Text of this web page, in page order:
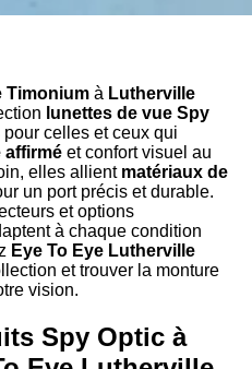
Timonium à Lutherville
lunettes de vue Spy
celles et ceux qui
affirmé et confort visuel au
elles allient matériaux de
un port précis et durable.
et options
à chaque condition
Eye To Eye Lutherville
et trouver la monture
vision.
Spy Optic à